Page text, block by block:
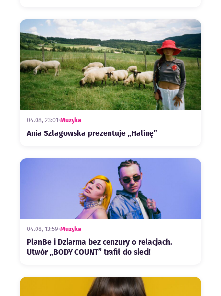
04.08, 23:01•Muzyka
Ania Szlagowska prezentuje „Halinę”
04.08, 13:59•Muzyka
PlanBe i Dziarma bez cenzury o relacjach.
Utwór „BODY COUNT” trafił do sieci!